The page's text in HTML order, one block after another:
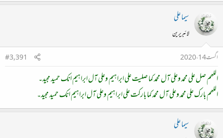
سیما علی
لائبریرین
اگست 14، 2020
#3,391
اللھم صل علی محمد وعلی آل محمد کما صلیت علی ابراہیم وعلی آل ابراہیم انک حمید مجید۔
اللھم بارک علی محمد وعلی آل محمد کما بارکت علی ابراہیم وعلی آل ابراہیم انک حمید مجید۔
سیما علی